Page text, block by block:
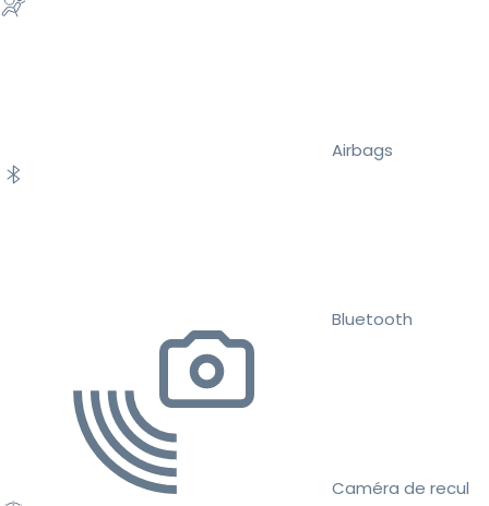
Airbags
Bluetooth
Caméra de recul